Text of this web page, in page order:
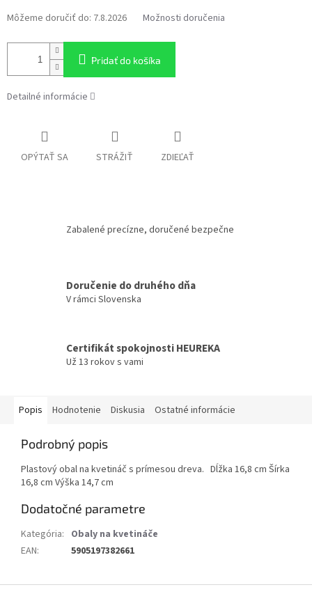
Môžeme doručiť do: 7.8.2026 Možnosti doručenia
Pridať do košíka
Detailné informácie
OPÝTAŤ SA STRÁŽIŤ ZDIEĽAŤ
Zabalené precízne, doručené bezpečne
Doručenie do druhého dňa
V rámci Slovenska
Certifikát spokojnosti HEUREKA
Už 13 rokov s vami
Popis Hodnotenie Diskusia Ostatné informácie
Podrobný popis
Plastový obal na kvetináč s prímesou dreva. Dĺžka 16,8 cm Šírka
16,8 cm Výška 14,7 cm
Dodatočné parametre
Kategória: Obaly na kvetináče
EAN: 5905197382661